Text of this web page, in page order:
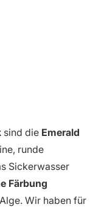
sind die Emerald
runde
Sickerwasser
Färbung
Wir haben für